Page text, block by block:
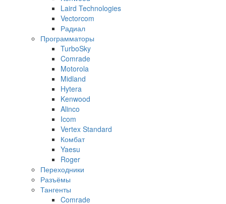
Laird Technologies
Vectorcom
Радиал
Программаторы
TurboSky
Comrade
Motorola
Midland
Hytera
Kenwood
Alinco
Icom
Vertex Standard
Комбат
Yaesu
Roger
Переходники
Разъёмы
Тангенты
Comrade